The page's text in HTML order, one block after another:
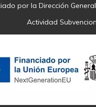
por la Dirección
Actividad